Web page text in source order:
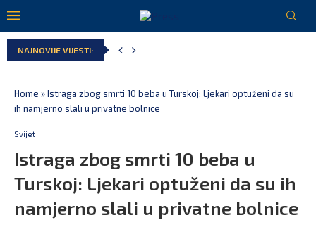
NAJNOVIJE VIJESTI:
Home »Istraga zbog smrti 10 beba u Turskoj: Ljekari optuženi da su
ih namjerno slali u privatne bolnice
Svijet
Istraga zbog smrti 10 beba u
Turskoj: Ljekari optuženi da su ih
namjerno slali u privatne bolnice